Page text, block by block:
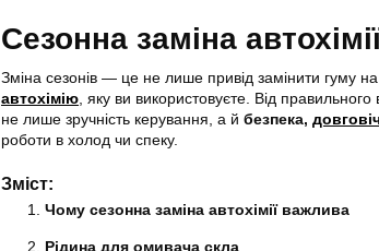
Сезонна заміна
Зміна сезонів — це не лише привід замінити гуму на
автохімію , яку ви використовуєте. Від
не лише зручність керування, а й безпека,
роботи в холод чи спеку.
Зміст:
Чому сезонна заміна автохімії важлива
Рідина для омивача скла